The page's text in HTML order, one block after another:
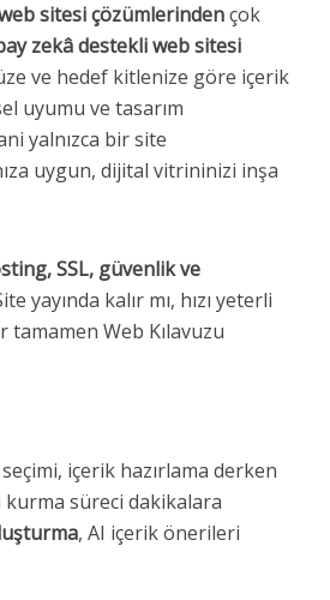
sitesi çözümlerindençok
zekâ destekli web sitesi
ve hedef kitlenize göre içerik
uyumu ve tasarım
yalnızca bir site
uygun, dijital vitrininizi inşa
SSL, güvenlik ve
kalır mı, hızı yeterli
Web Kılavuzu
içerik hazırlama derken
kurma süreci dakikalara
, AI içerik önerileri